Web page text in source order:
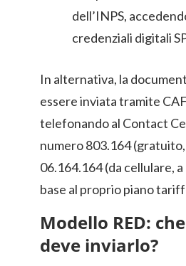
dell’INPS,
credenziali digitali
In alternativa, la
essere inviata tramite
telefonando al Contact
numero 803.164
06.164.164 (da cellulare,
base al proprio piano
Modello RED:
deve inviarlo?